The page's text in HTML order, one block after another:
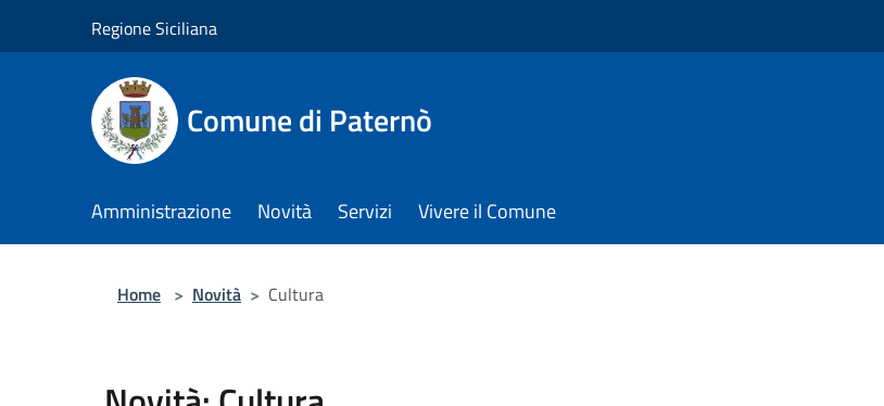
Regione Siciliana
Comune di Paternò
Amministrazione Novità Servizi Vivere il Comune
Home > Novità > Cultura